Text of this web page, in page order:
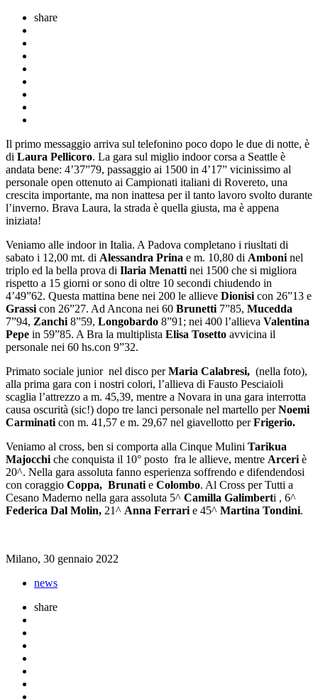
share
Il primo messaggio arriva sul telefonino poco dopo le due di notte, è
di Laura Pellicoro. La gara sul miglio indoor corsa a Seattle è
andata bene: 4’37”79, passaggio ai 1500 in 4’17” vicinissimo al
personale open ottenuto ai Campionati italiani di Rovereto, una
crescita importante, ma non inattesa per il tanto lavoro svolto durante
l’inverno. Brava Laura, la strada è quella giusta, ma è appena
iniziata!
Veniamo alle indoor in Italia. A Padova completano i riusltati di
sabato i 12,00 mt. di Alessandra Prina e m. 10,80 di Amboni nel
triplo ed la bella prova di Ilaria Menatti nei 1500 che si migliora
rispetto a 15 giorni or sono di oltre 10 secondi chiudendo in
4’49”62. Questa mattina bene nei 200 le allieve Dionisi con 26”13 e
Grassi con 26”27. Ad Ancona nei 60 Brunetti 7”85, Mucedda
7”94, Zanchi 8”59, Longobardo 8”91; nei 400 l’allieva Valentina
Pepe in 59”85. A Bra la multiplista Elisa Tosetto avvicina il
personale nei 60 hs.con 9”32.
Primato sociale junior nel disco perMaria Calabresi, (nella foto),
alla prima gara con i nostri colori, l’allieva di Fausto Pesciaioli
scaglia l’attrezzo a m. 45,39, mentre a Novara in una gara interrotta
causa oscurità (sic!) dopo tre lanci personale nel martello perNoemi
Carminati con m. 41,57 e m. 29,67 nel giavellotto perFrigerio.
Veniamo al cross, ben si comporta alla Cinque Mulini Tarikua
Majocchi che conquista il 10° posto fra le allieve, mentre Arceri è
20^. Nella gara assoluta fanno esperienza soffrendo e difendendosi
con coraggio Coppa, Brunati e Colombo. Al Cross per Tutti a
Cesano Maderno nella gara assoluta 5^ Camilla Galimberti , 6^
Federica Dal Molin, 21^ Anna Ferrari e 45^ Martina Tondini.
Milano, 30 gennaio 2022
news
share